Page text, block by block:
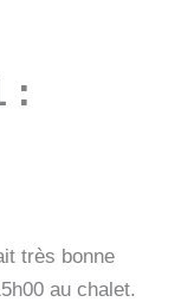
:
très bonne
au chalet.